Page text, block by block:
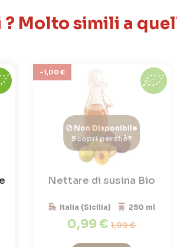
Molto simili a
-1,00 €
Non Disponibile
Scopri perchè?
Nettare di susina Bio
Italia (Sicilia) 250 ml
0,99 €1,99 €